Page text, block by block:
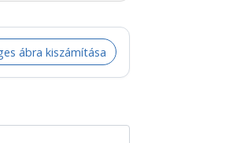
ábra kiszámítása